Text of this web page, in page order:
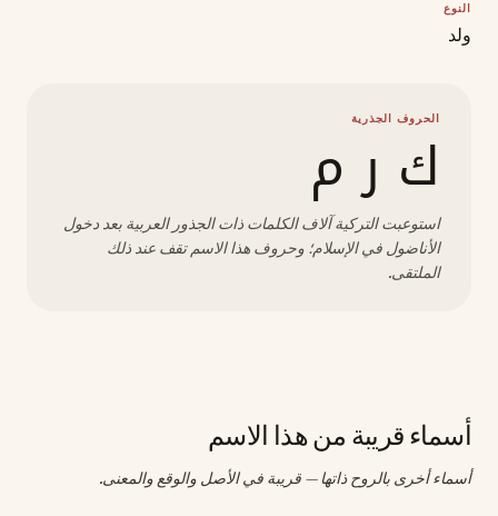
النوع
ولد
الحروف الجذرية
ك ر م
استوعبت التركية آلاف الكلمات ذات الجذور العربية بعد دخول
الأناضول في الإسلام؛ وحروف هذا الاسم تقف عند ذلك
الملتقى.
أسماء قريبة من هذا الاسم
أسماء أخرى بالروح ذاتها — قريبة في الأصل والوقع والمعنى.